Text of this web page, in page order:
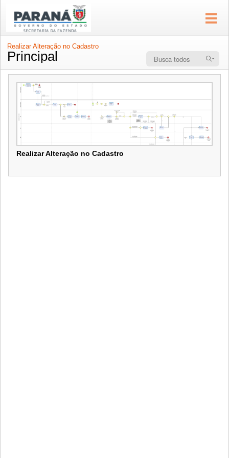
Realizar Alteração no Cadastro
Principal
Realizar Alteração no Cadastro